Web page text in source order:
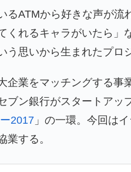
ATMから好きな声が流
くれるキャラがいたら」
う思いから生まれたプロ
企業をマッチングする事
ブン銀行がスタートアッ
2017 」の一環。今回は
業する。